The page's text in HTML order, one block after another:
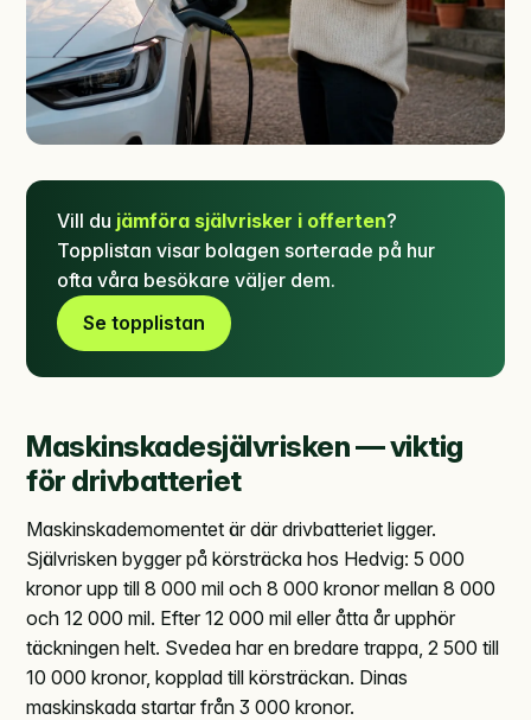
Vill du jämföra självrisker i offerten?
Topplistan visar bolagen sorterade på hur
ofta våra besökare väljer dem.
Se topplistan
Maskinskadesjälvrisken — viktig
för drivbatteriet
Maskinskademomentet är där drivbatteriet ligger.
Självrisken bygger på körsträcka hos Hedvig: 5 000
kronor upp till 8 000 mil och 8 000 kronor mellan 8 000
och 12 000 mil. Efter 12 000 mil eller åtta år upphör
täckningen helt. Svedea har en bredare trappa, 2 500 till
10 000 kronor, kopplad till körsträckan. Dinas
maskinskada startar från 3 000 kronor.